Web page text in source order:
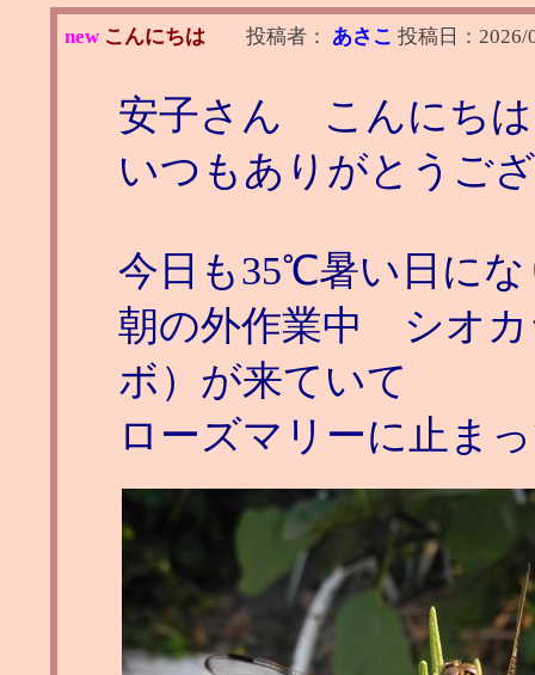
new こんにちは 投稿者： あさこ 投稿日： 2026/
安子さん こんにちは
いつもありがとうご
今日も35℃暑い日に
朝の外作業中 シオ
ボ）が来ていて
ローズマリーに止ま